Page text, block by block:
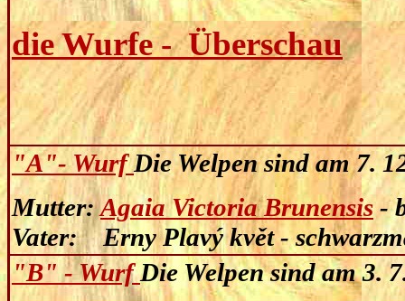
die Wurfe - Überschau
"A"- WurfDie Welpen sind am 7.
Mutter:Agaia Victoria Brunensis -
Vater: Erny Plavý květ -
"B" - WurfDie Welpen sind am 3.